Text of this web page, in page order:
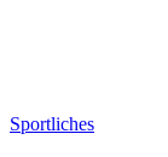
Sportliches